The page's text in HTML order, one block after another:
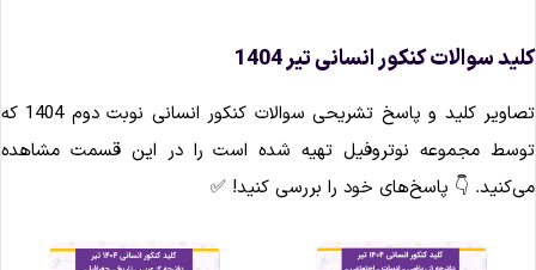
سوالات کنکور انسانی تیر 1404
تصاویر کلید و پاسخ تشریحی سوالات کنکور انسانی نوبت دوم 1404 که
مجموعه نوتروفیل تهیه شده است را در این قسمت مشاهده
👇 پاسخ‌های خود را بررسی کنید! ✅